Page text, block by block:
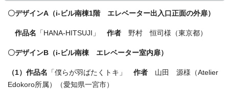
〇デザインA（i-ビル南棟1階 エレベーター出入口正面の外扉）
作品名 「HANA-HITSUJI」 作者 野村 恒司様（東京都）
〇デザインB（i-ビル南棟 エレベーター室内扉）
（1）作品名 「僕らが羽ばたくトキ」 作者 山田 源様（Atelier
Edokoro所属）（愛知県一宮市）